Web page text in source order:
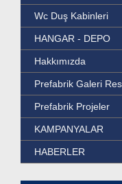
Wc Duş Kabinleri
HANGAR - DEPO
Hakkımızda
Prefabrik Galeri
Prefabrik Projeler
KAMPANYALAR
HABERLER